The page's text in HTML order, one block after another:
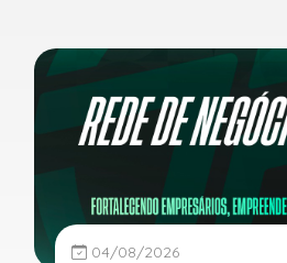
04/08/2026